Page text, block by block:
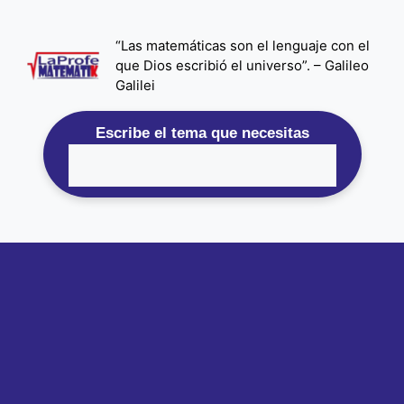
contenido
“Las matemáticas son el lenguaje con el
que Dios escribió el universo”. – Galileo
Galilei
Escribe el tema que necesitas